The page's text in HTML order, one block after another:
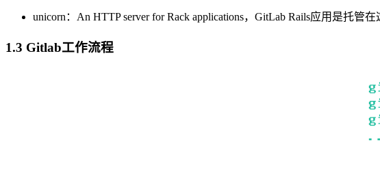
unicorn：An HTTP server for Rack applications，GitLab Rails应用是托管
1.3 Gitlab工作流程